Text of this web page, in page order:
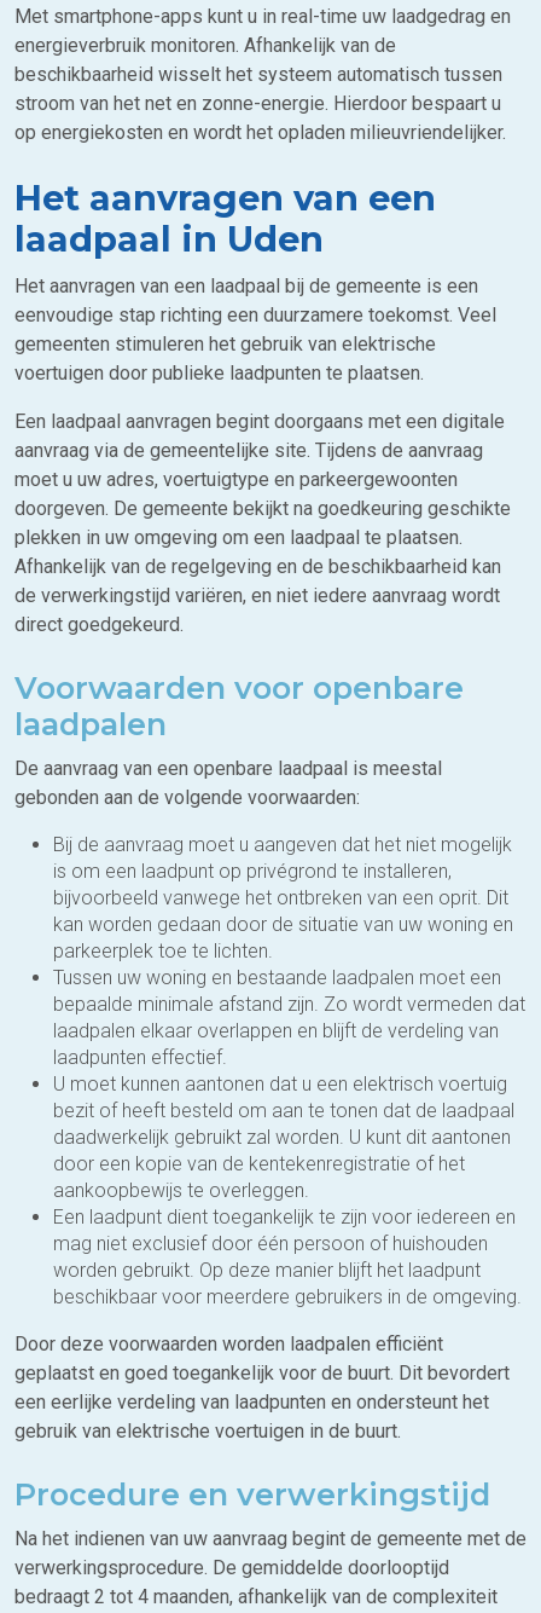
Met smartphone-apps kunt u in real-time uw laadgedrag en
energieverbruik monitoren. Afhankelijk van de
beschikbaarheid wisselt het systeem automatisch tussen
stroom van het net en zonne-energie. Hierdoor bespaart u
op energiekosten en wordt het opladen milieuvriendelijker.
Het aanvragen van een
laadpaal in Uden
Het aanvragen van een laadpaal bij de gemeente is een
eenvoudige stap richting een duurzamere toekomst. Veel
gemeenten stimuleren het gebruik van elektrische
voertuigen door publieke laadpunten te plaatsen.
Een laadpaal aanvragen begint doorgaans met een digitale
aanvraag via de gemeentelijke site. Tijdens de aanvraag
moet u uw adres, voertuigtype en parkeergewoonten
doorgeven. De gemeente bekijkt na goedkeuring geschikte
plekken in uw omgeving om een laadpaal te plaatsen.
Afhankelijk van de regelgeving en de beschikbaarheid kan
de verwerkingstijd variëren, en niet iedere aanvraag wordt
direct goedgekeurd.
Voorwaarden voor openbare
laadpalen
De aanvraag van een openbare laadpaal is meestal
gebonden aan de volgende voorwaarden:
Bij de aanvraag moet u aangeven dat het niet mogelijk
is om een laadpunt op privégrond te installeren,
bijvoorbeeld vanwege het ontbreken van een oprit. Dit
kan worden gedaan door de situatie van uw woning en
parkeerplek toe te lichten.
Tussen uw woning en bestaande laadpalen moet een
bepaalde minimale afstand zijn. Zo wordt vermeden dat
laadpalen elkaar overlappen en blijft de verdeling van
laadpunten effectief.
U moet kunnen aantonen dat u een elektrisch voertuig
bezit of heeft besteld om aan te tonen dat de laadpaal
daadwerkelijk gebruikt zal worden. U kunt dit aantonen
door een kopie van de kentekenregistratie of het
aankoopbewijs te overleggen.
Een laadpunt dient toegankelijk te zijn voor iedereen en
mag niet exclusief door één persoon of huishouden
worden gebruikt. Op deze manier blijft het laadpunt
beschikbaar voor meerdere gebruikers in de omgeving.
Door deze voorwaarden worden laadpalen efficiënt
geplaatst en goed toegankelijk voor de buurt. Dit bevordert
een eerlijke verdeling van laadpunten en ondersteunt het
gebruik van elektrische voertuigen in de buurt.
Procedure en verwerkingstijd
Na het indienen van uw aanvraag begint de gemeente met de
verwerkingsprocedure. De gemiddelde doorlooptijd
bedraagt 2 tot 4 maanden, afhankelijk van de complexiteit